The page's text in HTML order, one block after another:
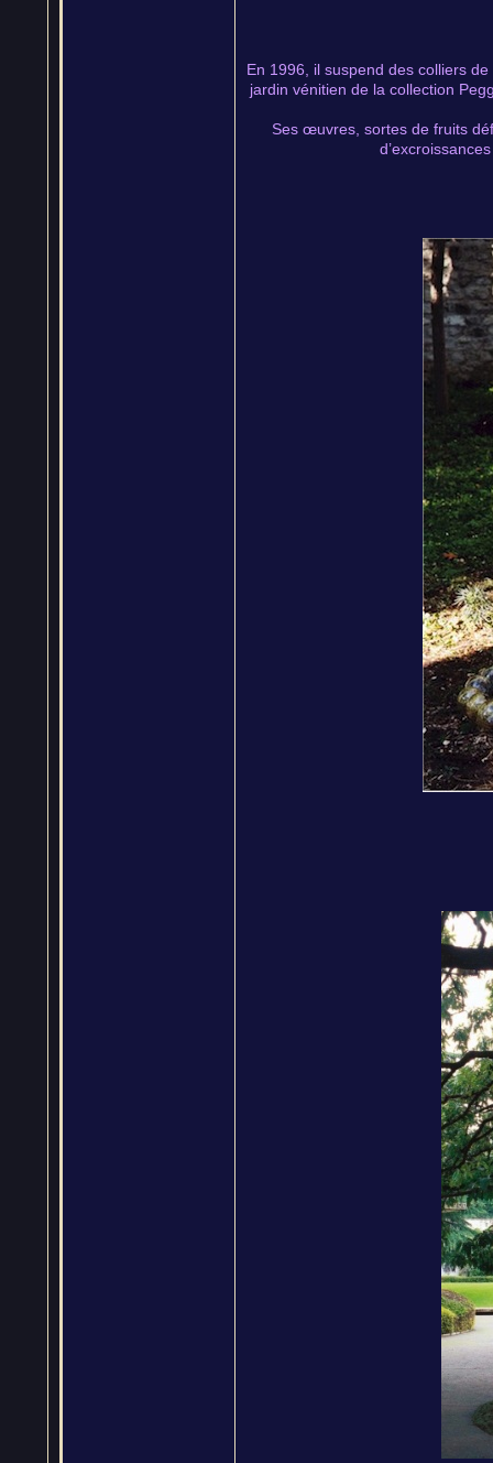
En 1996, il suspend des colliers
jardin vénitien de la collection
Ses œuvres, sortes de fruits